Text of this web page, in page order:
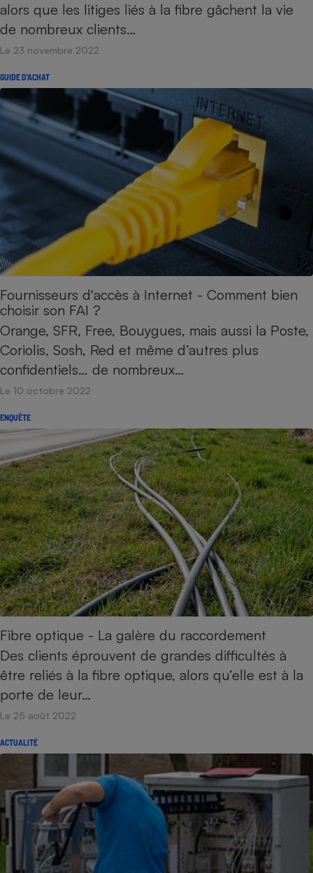
alors que les litiges liés à la fibre gâchent la vie
de nombreux clients…
Le 23 novembre 2022
GUIDE D'ACHAT
Fournisseurs d'accès à Internet - Comment bien
choisir son FAI ?
Orange, SFR, Free, Bouygues, mais aussi la Poste,
Coriolis, Sosh, Red et même d’autres plus
confidentiels… de nombreux…
Le 10 octobre 2022
ENQUÊTE
Fibre optique - La galère du raccordement
Des clients éprouvent de grandes difficultés à
être reliés à la fibre optique, alors qu’elle est à la
porte de leur…
Le 25 août 2022
ACTUALITÉ